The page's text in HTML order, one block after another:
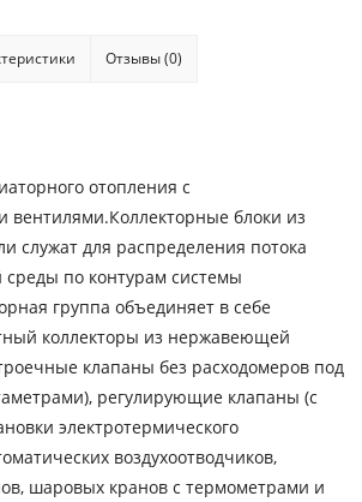
Отзывы (0)
отопления с
вентилями.Коллекторные блоки из
служат для распределения потока
по контурам системы
группа объединяет в себе
коллекторы из нержавеющей
клапаны без расходомеров под
регулирующие клапаны (с
электротермического
воздухоотводчиков,
шаровых кранов с термометрами и